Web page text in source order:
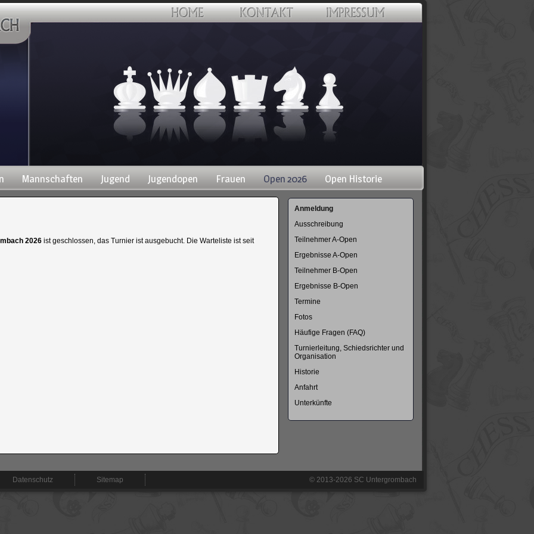
Mannschaften Jugend Jugendopen Frauen Open 2026 Open Historie
2026ist geschlossen, das Turnier ist ausgebucht. Die Warteliste ist seit
Navigation
Anmeldung
Ausschreibung
Teilnehmer A-Open
Ergebnisse A-Open
Teilnehmer B-Open
Ergebnisse B-Open
Termine
Fotos
Häufige Fragen (FAQ)
Turnierleitung, Schiedsrichter und
Organisation
Historie
Anfahrt
Unterkünfte
© 2013-2026 SC Untergrombach
Datenschutz Sitemap